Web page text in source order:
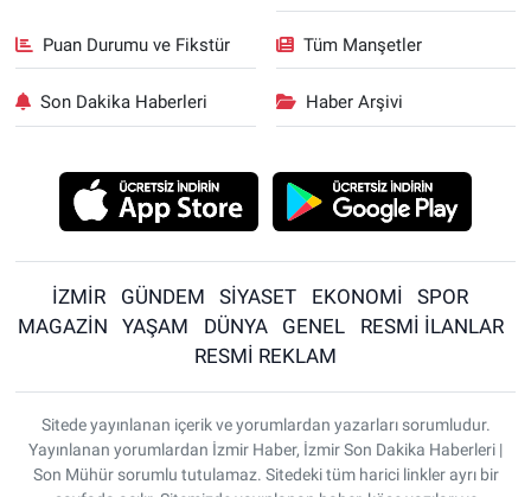
Puan Durumu ve Fikstür Tüm Manşetler
Son Dakika Haberleri Haber Arşivi
İZMİR GÜNDEM SİYASET EKONOMİ
SPOR
MAGAZİN
YAŞAM DÜNYA GENEL
RESMİ İLANLAR
RESMİ REKLAM
Sitede yayınlanan içerik ve yorumlardan yazarları sorumludur.
Yayınlanan yorumlardan İzmir Haber, İzmir Son Dakika Haberleri |
Son Mühür sorumlu tutulamaz. Sitedeki tüm harici linkler ayrı bir